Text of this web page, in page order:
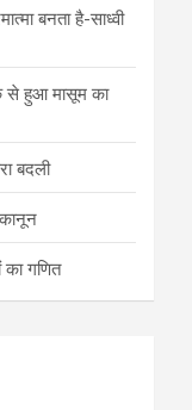
बनता है-साध्वी
से हुआ मासूम का
बदली
कानून
का गणित